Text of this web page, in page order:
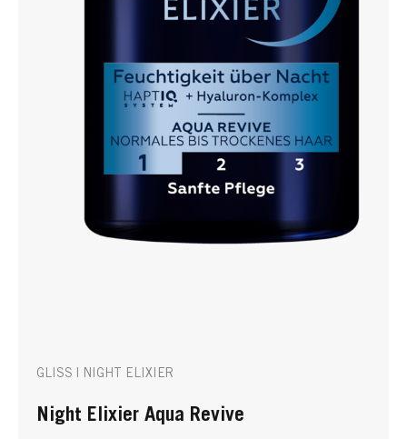
GLISS | NIGHT ELIXIER
Night Elixier Aqua Revive